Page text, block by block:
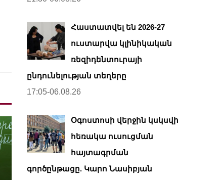
Հաստատվել են 2026-27
ուստարվա կլինիկական
ռեզիդենտուրայի
ընդունելության տեղերը
17:05-06.08.26
Օգոստոսի վերջին կսկսվի
հեռակա ուսուցման
հայտագրման
գործընթացը. Կարո Նասիբյան